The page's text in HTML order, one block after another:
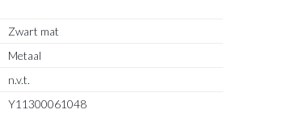
Zwart mat
Metaal
n.v.t.
Y11300061048